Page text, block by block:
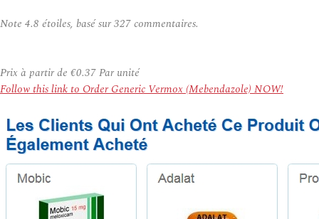
Note 4.8 étoiles, basé sur327commentaires.
Prix à partir de €0.37Par unité
Follow this link to Order Generic Vermox (Mebendazole) NOW!